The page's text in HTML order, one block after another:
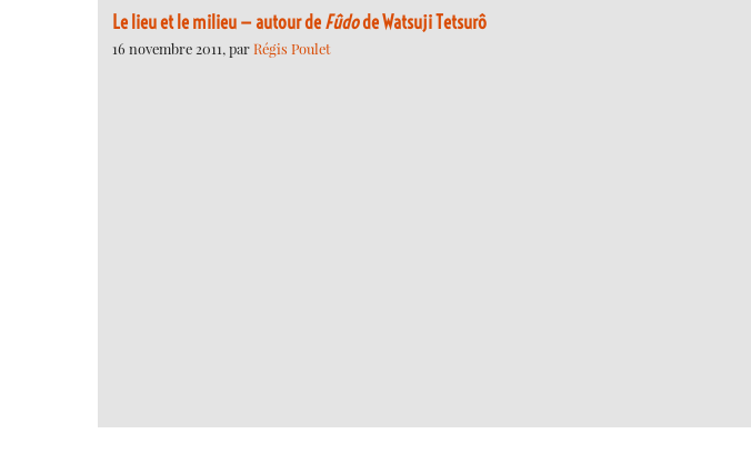
Le lieu et le milieu — autour de Fûdode Watsuji Tetsurô
16 novembre 2011, parRégis Poulet